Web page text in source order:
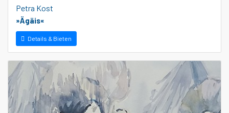
Petra Kost
»Ägäis«
Details & Bieten